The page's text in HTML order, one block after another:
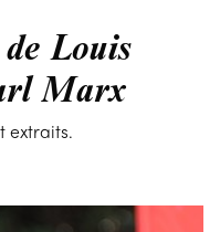
Louis
Marx
extraits.